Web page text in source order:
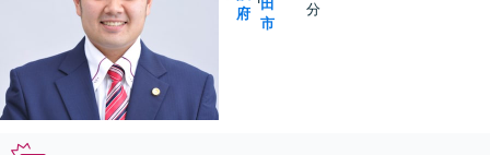
府
田
市
分